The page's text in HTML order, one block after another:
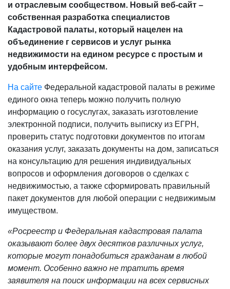
и отраслевым сообществом. Новый веб-сайт –
собственная разработка специалистов
Кадастровой палаты, который нацелен на
объединение г сервисов и услуг рынка
недвижимости на едином ресурсе с простым и
удобным интерфейсом.
На сайте Федеральной кадастровой палаты в режиме
единого окна теперь можно получить полную
информацию о госуслугах, заказать изготовление
электронной подписи, получить выписку из ЕГРН,
проверить статус подготовки документов по итогам
оказания услуг, заказать документы на дом, записаться
на консультацию для решения индивидуальных
вопросов и оформления договоров о сделках с
недвижимостью, а также сформировать правильный
пакет документов для любой операции с недвижимым
имуществом.
«Росреестр и Федеральная кадастровая палата
оказывают более двух десятков различных услуг,
которые могут понадобиться гражданам в любой
момент. Особенно важно не тратить время
заявителя на поиск информации на всех сервисных